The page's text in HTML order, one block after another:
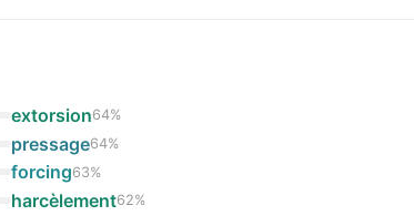
extorsion64%
pressage64%
forcing63%
harcèlement62%